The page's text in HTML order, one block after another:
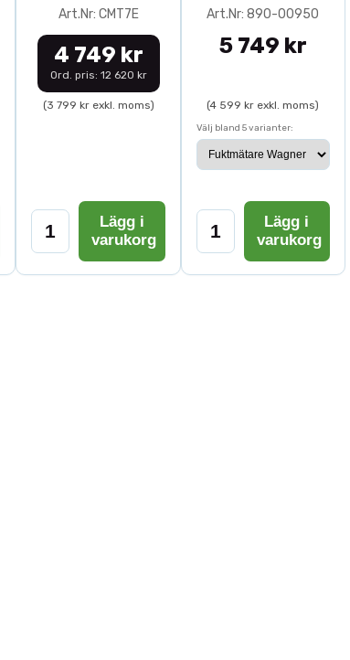
Art.Nr: CMT7E
4 749 kr
Ord. pris: 12 620 kr
(3 799 kr exkl. moms)
Lägg i
varukorg
Art.Nr: 890-00950
5 749 kr
(4 599 kr exkl. moms)
Välj bland 5 varianter:
Lägg i
varukorg